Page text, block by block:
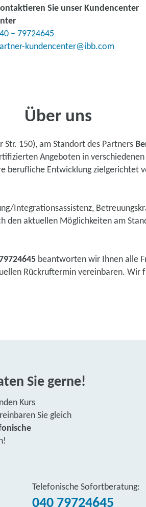
Sie unser Kundencenter
– 79724645
kundencenter@ibb.com
Über uns
Str. 150), am Standort des Partners
Angeboten in
berufliche Entwicklung
Integrationsassistenz,
den aktuellen Möglichkeiten am
beantworten wir Ihnen alle
Rückruftermin vereinbaren. Wir
Sie gerne!
Kurs
Sie gleich
Telefonische Sofortberatung:
040 79724645